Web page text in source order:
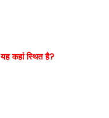
यह कहां स्थित है?